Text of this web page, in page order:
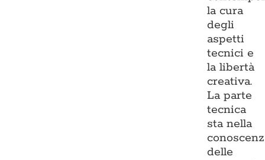
la cura
degli
aspetti
tecnici e
la libertà
creativa.
La parte
tecnica
sta nella
delle